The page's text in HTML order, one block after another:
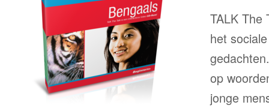
TALK The
het
op
jonge